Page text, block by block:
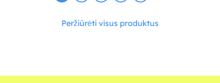
Peržiūrėti visus produktus